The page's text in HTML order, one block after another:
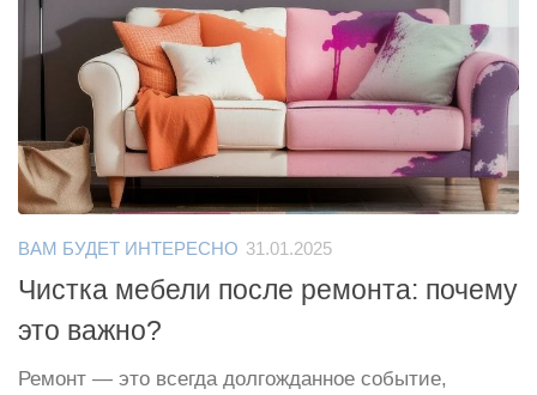
ВАМ БУДЕТ ИНТЕРЕСНО 31.01.2025
Чистка мебели после ремонта: почему
это важно?
Ремонт — это всегда долгожданное событие,